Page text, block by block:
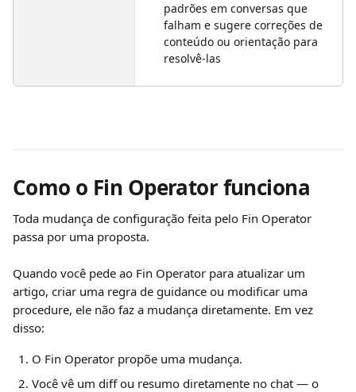
padrões em conversas que
falham e sugere correções de
conteúdo ou orientação para
resolvê-las
Como o Fin Operator funciona
Toda mudança de configuração feita pelo Fin Operator
passa por uma proposta.
Quando você pede ao Fin Operator para atualizar um
artigo, criar uma regra de guidance ou modificar uma
procedure, ele não faz a mudança diretamente. Em vez
disso:
O Fin Operator propõe uma mudança.
Você vê um diff ou resumo diretamente no chat — o